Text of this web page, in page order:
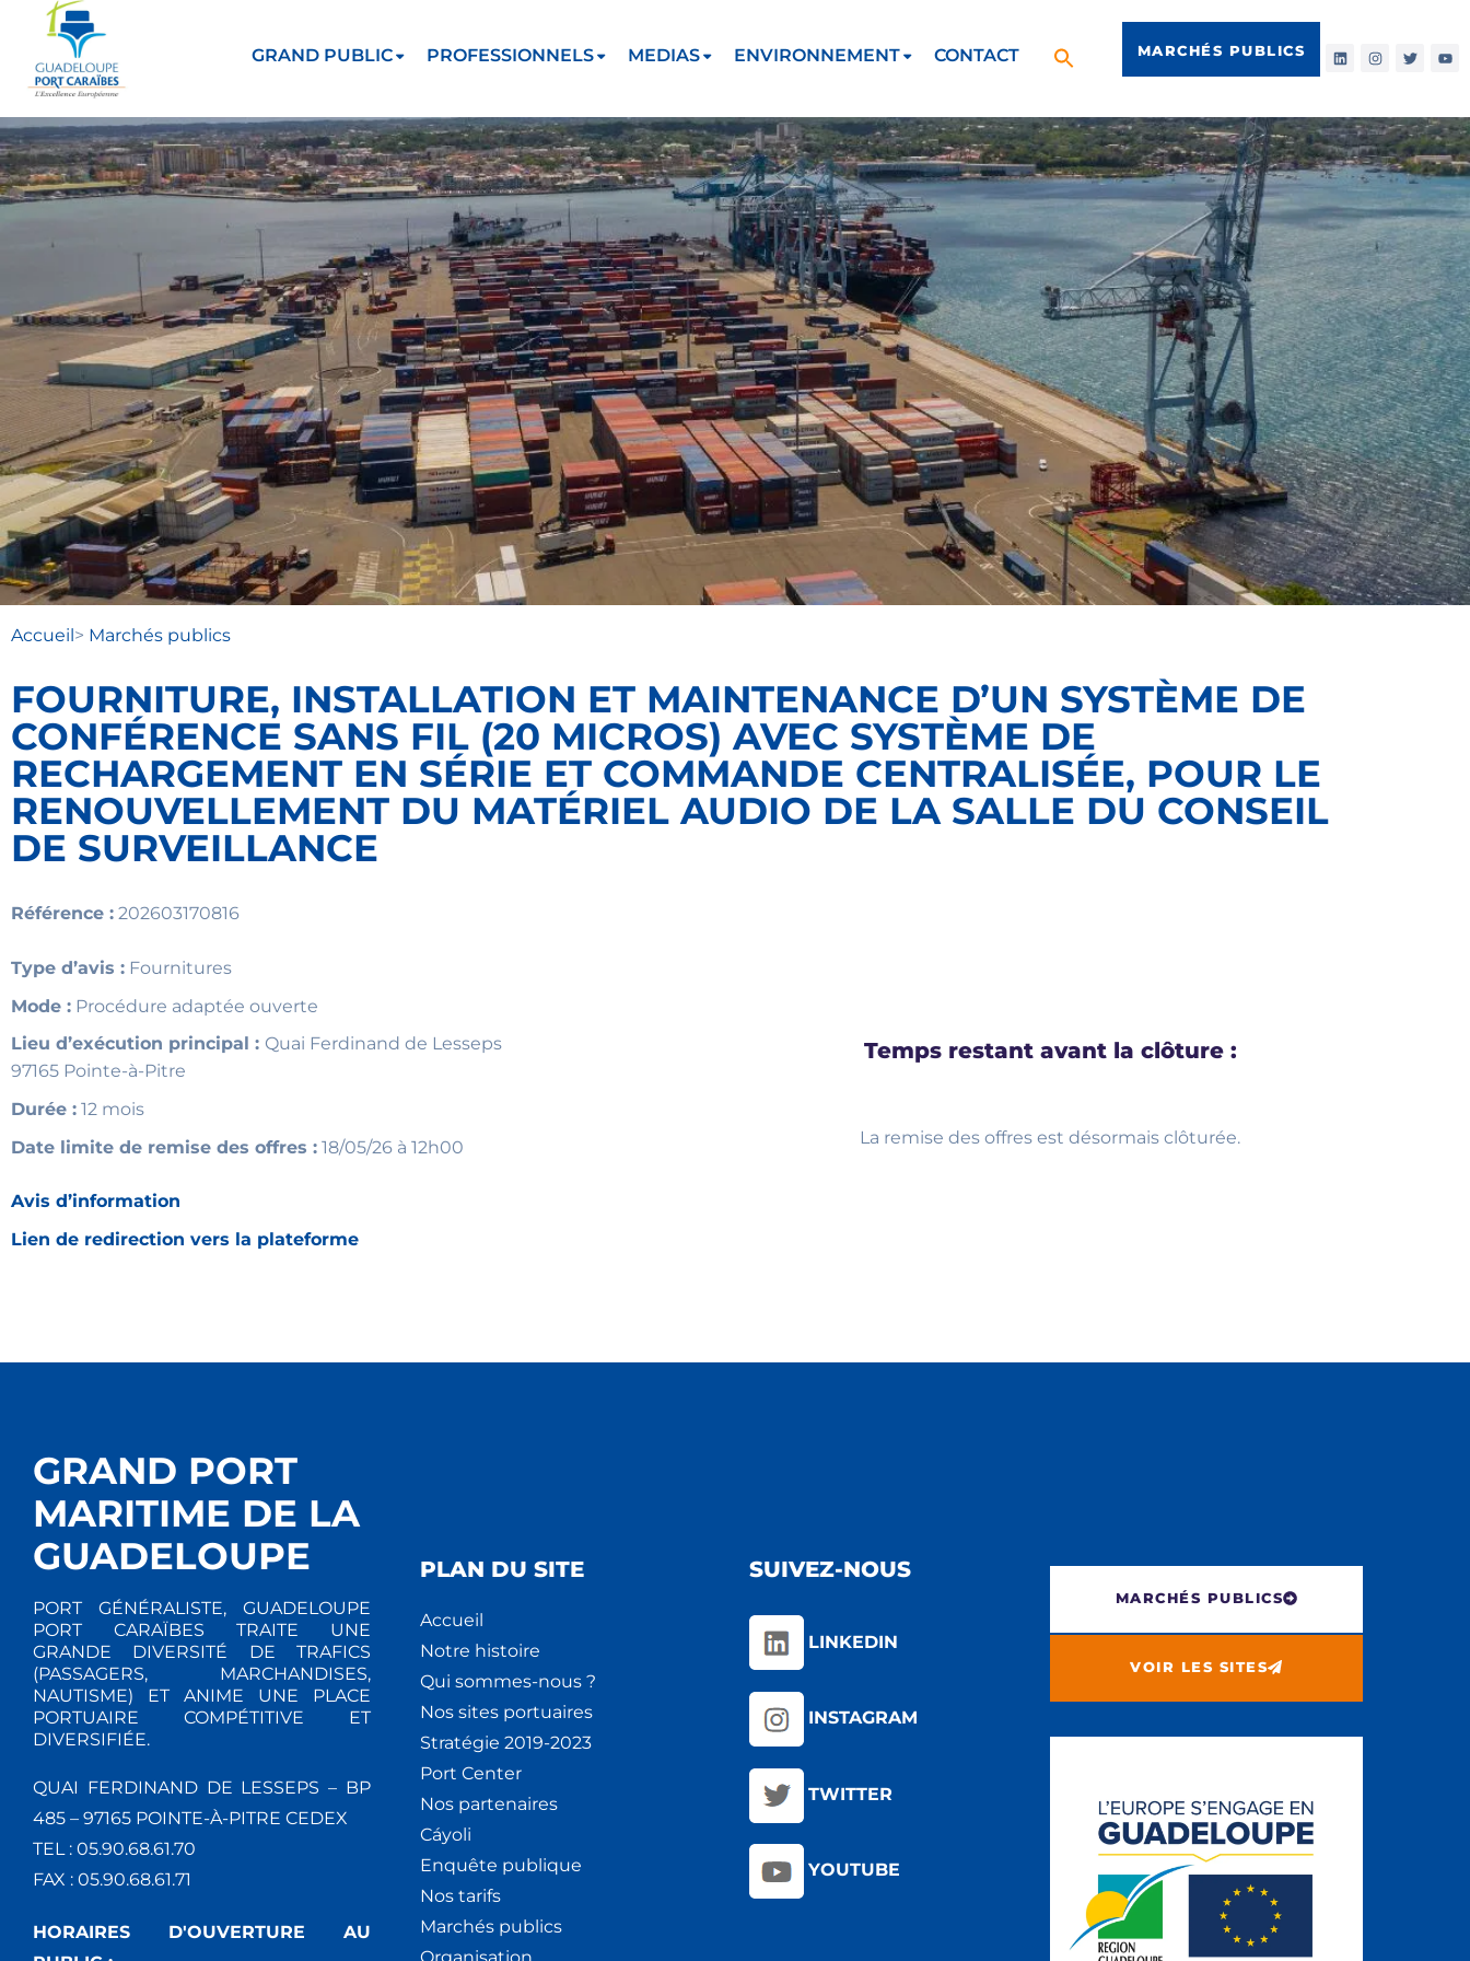
GRAND PUBLIC PROFESSIONNELS MEDIAS ENVIRONNEMENT CONTACT MARCHÉS PUBLICS
Accueil> Marchés publics
FOURNITURE, INSTALLATION ET MAINTENANCE D’UN SYSTÈME DE
CONFÉRENCE SANS FIL (20 MICROS) AVEC SYSTÈME DE
RECHARGEMENT EN SÉRIE ET COMMANDE CENTRALISÉE, POUR LE
RENOUVELLEMENT DU MATÉRIEL AUDIO DE LA SALLE DU CONSEIL
DE SURVEILLANCE
Référence : 202603170816
Type d’avis : Fournitures
Mode : Procédure adaptée ouverte
Lieu d’exécution principal : Quai Ferdinand de Lesseps
97165 Pointe-à-Pitre
Durée : 12 mois
Date limite de remise des offres : 18/05/26 à 12h00
Avis d’information
Lien de redirection vers la plateforme
Temps restant avant la clôture :
La remise des offres est désormais clôturée.
GRAND PORT
MARITIME DE LA
GUADELOUPE
PORT GÉNÉRALISTE, GUADELOUPE
PORT CARAÏBES TRAITE UNE
GRANDE DIVERSITÉ DE TRAFICS
(PASSAGERS, MARCHANDISES,
NAUTISME) ET ANIME UNE PLACE
PORTUAIRE COMPÉTITIVE ET
DIVERSIFIÉE.
QUAI FERDINAND DE LESSEPS – BP
485 – 97165 POINTE-À-PITRE CEDEX
TEL : 05.90.68.61.70
FAX : 05.90.68.61.71
HORAIRES D'OUVERTURE AU
PLAN DU SITE
Accueil
Notre histoire
Qui sommes-nous ?
Nos sites portuaires
Stratégie 2019-2023
Port Center
Nos partenaires
Cáyoli
Enquête publique
Nos tarifs
Marchés publics
Organisation
SUIVEZ-NOUS
LINKEDIN
INSTAGRAM
TWITTER
YOUTUBE
MARCHÉS PUBLICS
VOIR LES SITES